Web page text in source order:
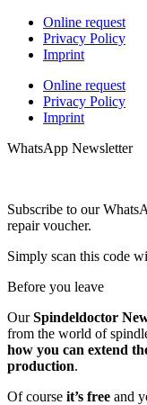
Online request
Privacy Policy
Imprint
Online request
Privacy Policy
Imprint
WhatsApp Newsletter
Subscribe to our
repair voucher.
Simply scan this code
Before you leave
OurSpindeldoctor
from the world of
how you can extend
production.
Of course it’s free and